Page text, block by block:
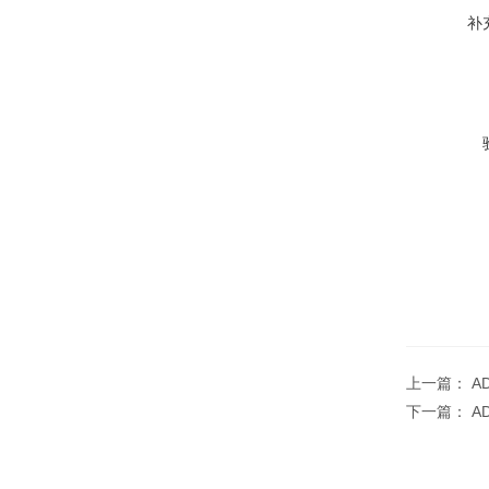
补
上一篇：
下一篇：